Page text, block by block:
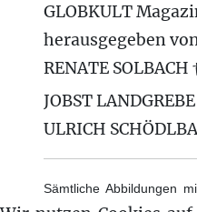
GLOBKULT
herausgegeben
RENATE SOLBACH
JOBST LANDGREBE
ULRICH
Sämtliche Abbildungen